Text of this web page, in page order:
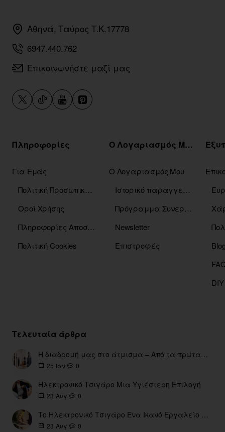
Αθηνά, Ταύρος Τ.Κ.17778
6947.440.762
Επικοινωνήστε μαζί μας
Πληροφορίες
Για Εμάς
Πολιτική Προσωπικών Δεδομένων
Οροί Χρήσης
Πληροφορίες Αποστόλης
Πολιτική Cookies
Ο Λογαριασμός Μου
Ο Λογαριασμός Μου
Ιστορικό παραγγελιών
Πρόγραμμα Συνεργατών
Newsletter
Επιστροφές
Τελευταία άρθρα
Η διαδρομή μας στο άτμισμα – Από τα πρώτα eGo έως τη σύγχρονη εποχή
25 Ιαν 0
Ηλεκτρονικό Τσιγάρο Μια Υγιέστερη Επιλογή
23 Αυγ 0
Το Ηλεκτρονικό Τσιγάρο Ένα Ικανό Εργαλείο για τη Διακοπή του Καπνίσματος
23 Αυγ 0